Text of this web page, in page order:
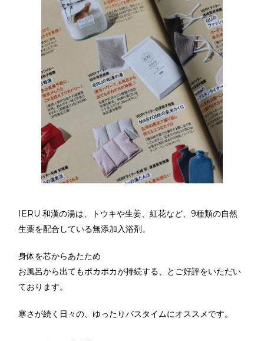
IERU 和漢の湯は、トウキや生姜、紅花など、9種類の自然
生薬を配合している無添加入浴剤。
身体を芯からあたため
お風呂から出てもポカポカが持続する、とご好評をいただい
ております。
寒さが続く日々の、ゆったりバスタイムにオススメです。